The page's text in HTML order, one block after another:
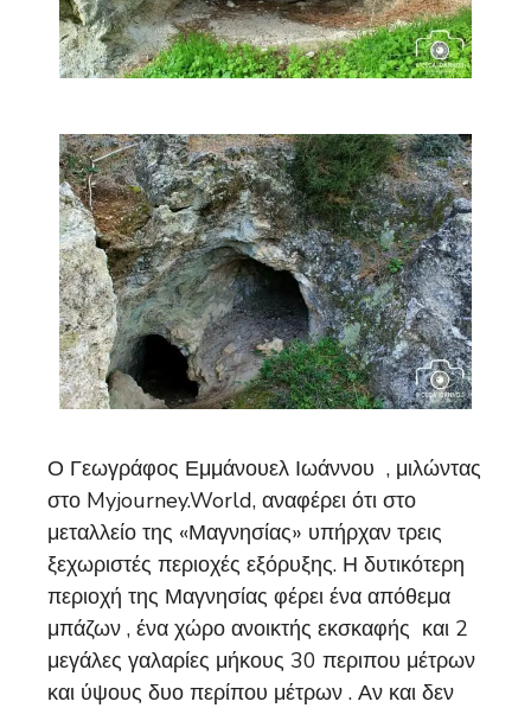
Ο Γεωγράφος Εμμάνουελ Ιωάννου , μιλώντας
στο Myjourney.World, αναφέρει ότι στο
μεταλλείο της «Μαγνησίας» υπήρχαν τρεις
ξεχωριστές περιοχές εξόρυξης. Η δυτικότερη
περιοχή της Μαγνησίας φέρει ένα απόθεμα
μπάζων , ένα χώρο ανοικτής εκσκαφής και 2
μεγάλες γαλαρίες μήκους 30 περιπου μέτρων
και ύψους δυο περίπου μέτρων . Αν και δεν